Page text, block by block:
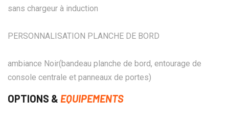
sans chargeur à induction
PERSONNALISATION PLANCHE DE BORD
ambiance Noir(bandeau planche de bord, entourage de
console centrale et panneaux de portes)
OPTIONS & EQUIPEMENTS